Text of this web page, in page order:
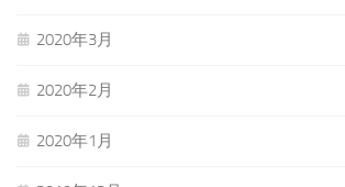
2020年3月
2020年2月
2020年1月